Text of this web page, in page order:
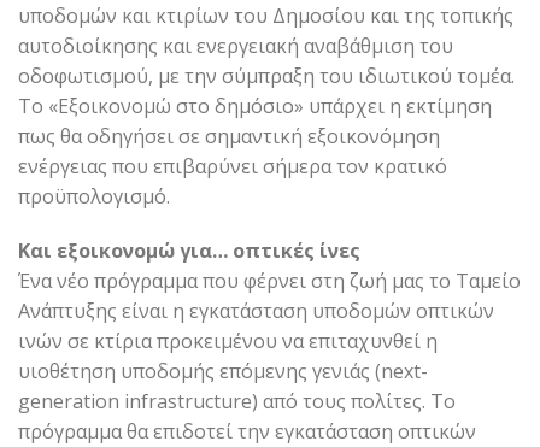
υποδομών και κτιρίων του Δημοσίου και της τοπικής
αυτοδιοίκησης και ενεργειακή αναβάθμιση του
οδοφωτισμού, με την σύμπραξη του ιδιωτικού τομέα.
Το «Εξοικονομώ στο δημόσιο» υπάρχει η εκτίμηση
πως θα οδηγήσει σε σημαντική εξοικονόμηση
ενέργειας που επιβαρύνει σήμερα τον κρατικό
προϋπολογισμό.
Και εξοικονομώ για… οπτικές ίνες
Ένα νέο πρόγραμμα που φέρνει στη ζωή μας το Ταμείο
Ανάπτυξης είναι η εγκατάσταση υποδομών οπτικών
ινών σε κτίρια προκειμένου να επιταχυνθεί η
υιοθέτηση υποδομής επόμενης γενιάς (next-
generation infrastructure) από τους πολίτες. Το
πρόγραμμα θα επιδοτεί την εγκατάσταση οπτικών